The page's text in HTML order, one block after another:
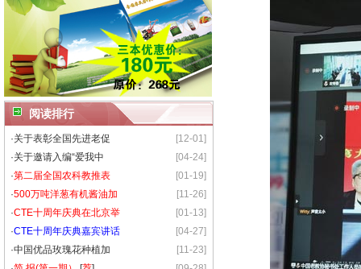
阅读排行
·关于表彰全国先进老促
[12-01]
·关于邀请入编“爱我中
[04-24]
·第二届全国农科教推表
[01-19]
·500万吨洋葱有机酱油加
[11-26]
·CTE十周年庆典在北京举
[01-13]
·CTE十周年庆典嘉宾讲话
[04-27]
·中国优品玫瑰花种植加
[11-23]